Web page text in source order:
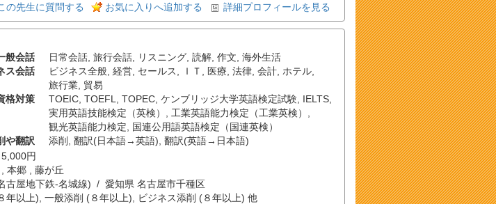
の先生に質問する お気に入りへ追加する 詳細プロフィールを見る
般会話 日常会話, 旅行会話, リスニング, 読解, 作文 海外生活
ス会話
ビジネス全般, 経営, セールス ＩＴ 医療 法律, 会計, ホテル,
旅行業, 貿易
格対策
TOEIC, TOEFL TOPEC, ケンブリッジ大学英語検定試験, IELTS,
実用英語技能検定（英検）
工業英語能力検定（工業英検）
観光英語能力検定
国連公用語英語検定（国連英検）
や翻訳
添削 翻訳(日本語→英語) 翻訳(英語→日本語)
円
本郷 , 藤が丘
古屋地下鉄-名城線) / 愛知県 名古屋市千種区
年以上), 一般添削 (８年以上), ビジネス添削 (８年以上) 他